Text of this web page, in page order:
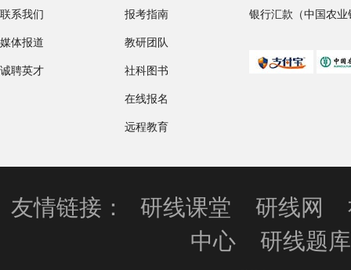
联系我们
媒体报道
诚聘英才
报考指南
教研团队
社科图书
在线报名
远程教育
银行汇款（中国农业
友情链接： 研线课堂 研线网
中心
研线题库